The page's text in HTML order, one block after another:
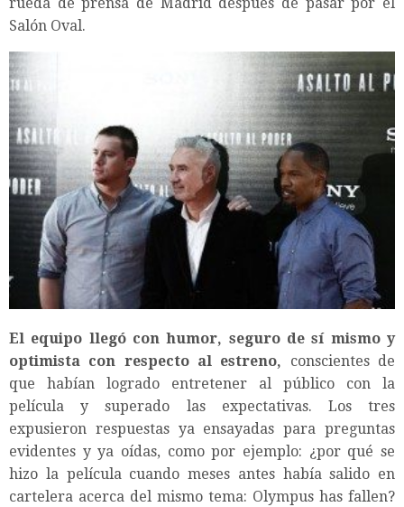
Salón Oval.
El equipo llegó con humor, seguro de sí mismo y
optimista con respecto al estreno, conscientes de
que habían logrado entretener al público con la
película y superado las expectativas. Los tres
expusieron respuestas ya ensayadas para preguntas
evidentes y ya oídas, como por ejemplo: ¿por qué se
hizo la película cuando meses antes había salido en
cartelera acerca del mismo tema: Olympus has fallen?